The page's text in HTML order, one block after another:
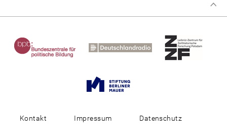
Kontakt Impressum Datenschutz